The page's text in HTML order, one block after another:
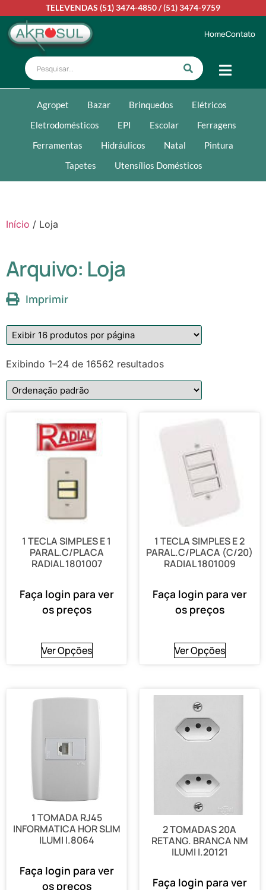
TELEVENDAS (51) 3474-4850/(51) 3474-9759
HomeContato
Agropet Bazar Brinquedos
Elétricos
Eletrodomésticos
EPI Escolar
Ferragens
Ferramentas
Hidráulicos Natal
Pintura
Tapetes
Utensílios Domésticos
Início / Loja
Arquivo: Loja
Imprimir
Exibindo 1–24 de 16562 resultados
1 TECLA SIMPLES E 1
PARAL.C/PLACA
RADIAL 1801007
Faça login para ver
os preços
Ver Opções
1 TECLA SIMPLES E 2
PARAL.C/PLACA (C/20)
RADIAL 1801009
Faça login para ver
os preços
Ver Opções
1 TOMADA RJ45
INFORMATICA HOR SLIM
ILUMI I.8064
Faça login para ver
os preços
2 TOMADAS 20A
RETANG. BRANCA NM
ILUMI I.20121
Faça login para ver